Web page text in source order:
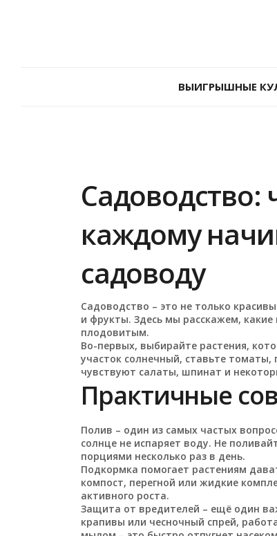
ВЫИГРЫШНЫЕ
Садоводство:
каждому
садоводу
Садоводство – это не только
и фрукты. Здесь мы расскажем,
плодовитым.
Во-первых, выбирайте растения,
участок солнечный, ставьте
чувствуют салаты, шпинат и
Практичные
Полив – один из самых частых
солнце не испаряет воду. Не
порциями несколько раз в день.
Подкормка помогает растениям
компост, перегной или жидкие
активного роста.
Защита от вредителей – ещё один
крапивы или чесночный спрей,